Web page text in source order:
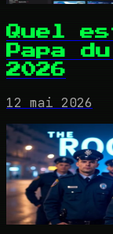
Quel
Papa
2026
12 mai 2026